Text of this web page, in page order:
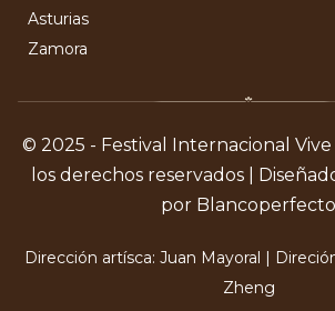
Asturias
Zamora
© 2025 - Festival Internacional Vive
los derechos reservados |
por Blancoperfecto
Dirección artísca: Juan Mayoral |
Zheng